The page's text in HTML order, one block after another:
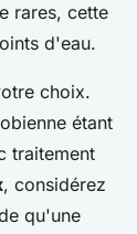
rares, cette
d'eau.
choix.
étant
traitement
, considérez
qu'une